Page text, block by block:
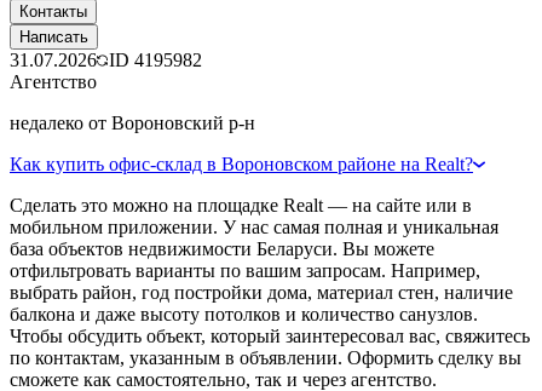
Контакты
Написать
31.07.2026 ID 4195982
Агентство
недалеко от Вороновский р-н
Как купить офис-склад в Вороновском районе на Realt?
Сделать это можно на площадке Realt — на сайте или в
мобильном приложении. У нас самая полная и уникальная
база объектов недвижимости Беларуси. Вы можете
отфильтровать варианты по вашим запросам. Например,
выбрать район, год постройки дома, материал стен, наличие
балкона и даже высоту потолков и количество санузлов.
Чтобы обсудить объект, который заинтересовал вас, свяжитесь
по контактам, указанным в объявлении. Оформить сделку вы
сможете как самостоятельно, так и через агентство.